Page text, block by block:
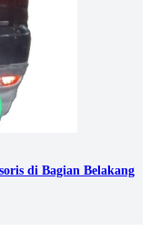
di Bagian Belakang